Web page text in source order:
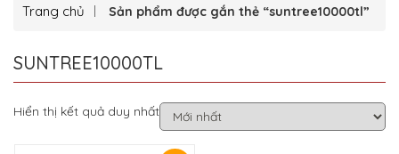
Trang chủ Sản phẩm được gắn thẻ “suntree10000tl”
SUNTREE10000TL
Hiển thị kết quả duy nhất